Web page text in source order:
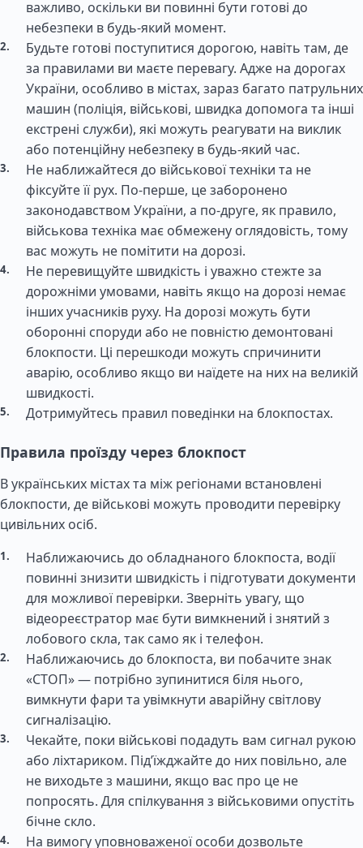
важливо, оскільки ви повинні бути готові до
небезпеки в будь-який момент.
Будьте готові поступитися дорогою, навіть там, де
за правилами ви маєте перевагу. Адже на дорогах
України, особливо в містах, зараз багато патрульних
машин (поліція, військові, швидка допомога та інші
екстрені служби), які можуть реагувати на виклик
або потенційну небезпеку в будь-який час.
Не наближайтеся до військової техніки та не
фіксуйте її рух. По-перше, це заборонено
законодавством України, а по-друге, як правило,
військова техніка має обмежену оглядовість, тому
вас можуть не помітити на дорозі.
Не перевищуйте швидкість і уважно стежте за
дорожніми умовами, навіть якщо на дорозі немає
інших учасників руху. На дорозі можуть бути
оборонні споруди або не повністю демонтовані
блокпости. Ці перешкоди можуть спричинити
аварію, особливо якщо ви наїдете на них на великій
швидкості.
Дотримуйтесь правил поведінки на блокпостах.
Правила проїзду через блокпост
В українських містах та між регіонами встановлені
блокпости, де військові можуть проводити перевірку
цивільних осіб.
Наближаючись до обладнаного блокпоста, водії
повинні знизити швидкість і підготувати документи
для можливої перевірки. Зверніть увагу, що
відеореєстратор має бути вимкнений і знятий з
лобового скла, так само як і телефон.
Наближаючись до блокпоста, ви побачите знак
«СТОП» — потрібно зупинитися біля нього,
вимкнути фари та увімкнути аварійну світлову
сигналізацію.
Чекайте, поки військові подадуть вам сигнал рукою
або ліхтариком. Під’їжджайте до них повільно, але
не виходьте з машини, якщо вас про це не
попросять. Для спілкування з військовими опустіть
бічне скло.
На вимогу уповноваженої особи дозвольте